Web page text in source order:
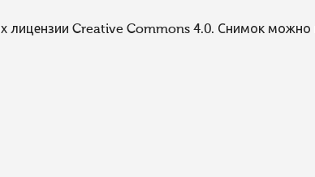
Creative Commons 4.0. Снимок можно